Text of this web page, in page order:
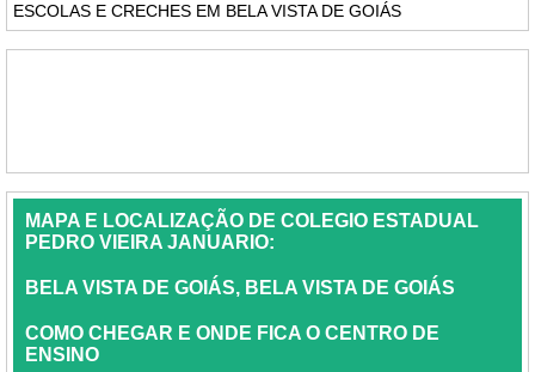
ESCOLAS E CRECHES EM BELA VISTA DE GOIÁS
MAPA E LOCALIZAÇÃO DE COLEGIO ESTADUAL
PEDRO VIEIRA JANUARIO:
BELA VISTA DE GOIÁS, BELA VISTA DE GOIÁS
COMO CHEGAR E ONDE FICA O CENTRO DE
ENSINO